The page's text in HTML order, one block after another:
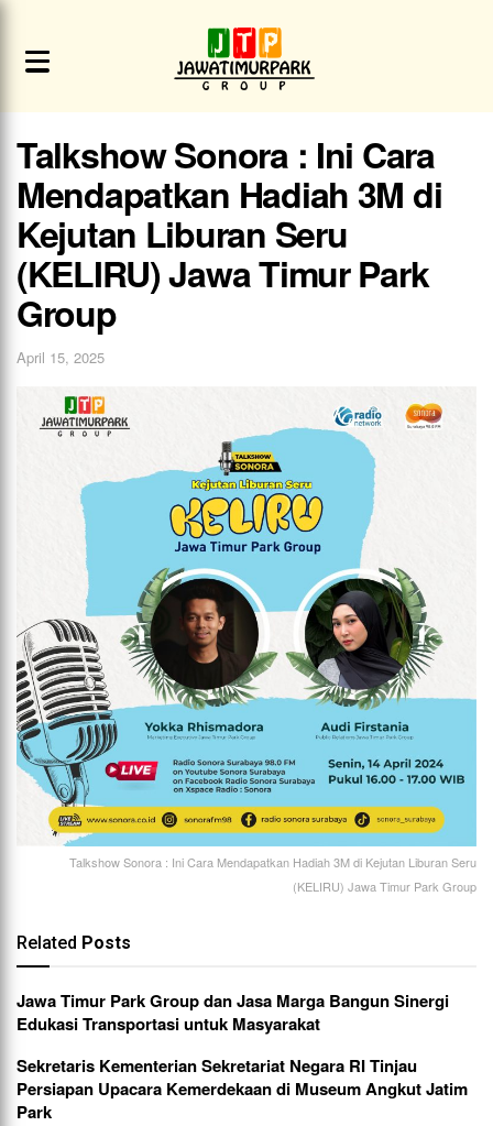
Talkshow Sonora : Ini Cara
Mendapatkan Hadiah 3M di
Kejutan Liburan Seru
(KELIRU) Jawa Timur Park
Group
April 15, 2025
Talkshow Sonora : Ini Cara Mendapatkan Hadiah 3M di Kejutan Liburan Seru
(KELIRU) Jawa Timur Park Group
Related Posts
Jawa Timur Park Group dan Jasa Marga Bangun Sinergi
Edukasi Transportasi untuk Masyarakat
Sekretaris Kementerian Sekretariat Negara RI Tinjau
Persiapan Upacara Kemerdekaan di Museum Angkut Jatim
Park